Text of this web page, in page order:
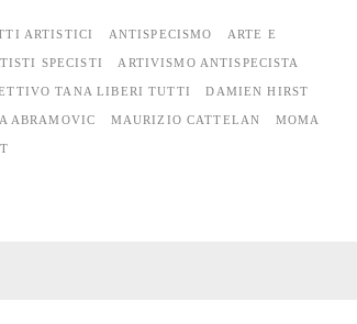
ARTISTICI ANTISPECISMO ARTE E
SPECISTI ARTIVISMO ANTISPECISTA
TANA LIBERI TUTTI DAMIEN HIRST
ABRAMOVIC MAURIZIO CATTELAN MOMA